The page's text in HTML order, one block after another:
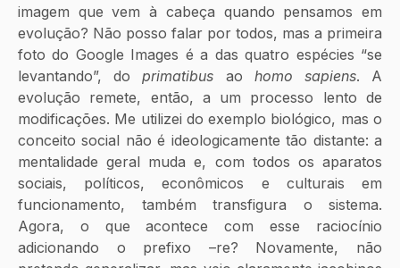
imagem que vem à cabeça quando pensamos em
evolução? Não posso falar por todos, mas a primeira
foto do Google Images é a das quatro espécies “se
levantando”, do primatibus ao homo sapiens. A
evolução remete, então, a um processo lento de
modificações. Me utilizei do exemplo biológico, mas o
conceito social não é ideologicamente tão distante: a
mentalidade geral muda e, com todos os aparatos
sociais, políticos, econômicos e culturais em
funcionamento, também transfigura o sistema.
Agora, o que acontece com esse raciocínio
adicionando o prefixo –re? Novamente, não